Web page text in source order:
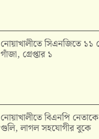
নোয়াখালীতে সিএনজিতে ১১
গাঁজা, গ্রেপ্তার ১
নোয়াখালীতে বিএনপি
গুলি, লাগল সহযোগীর বুকে